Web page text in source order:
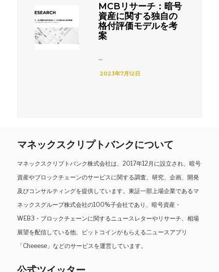
MCBリサーチ：暗号
資産に関する独自の
格付評価モデルを考
案
...
2023年7月12日
マネックスクリプトバンクについて
マネックスクリプトバンク株式会社は、2017年12月に設立され、暗号
資産やブロックチェーンのサービスに関する調査、研究、企画、開発
及びコンサルティングを提供しています。東証一部上場企業であるマ
ネックスグループ株式会社の100%子会社であり、暗号資産・
WEB3・ブロックチェーンに関するニュースレターやリサーチ、相場
展望を配信している他、ビットコインがもらえる二ュースアプリ
「Cheeese」などのサービスを運営しています。